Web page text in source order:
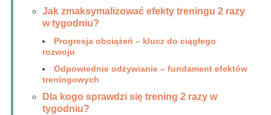
Jak zmaksymalizować efekty treningu 2 razy
w tygodniu?
Progresja obciążeń – klucz do ciągłego
rozwoju
Odpowiednie odżywianie – fundament efektów
treningowych
Dla kogo sprawdzi się trening 2 razy w
tygodniu?